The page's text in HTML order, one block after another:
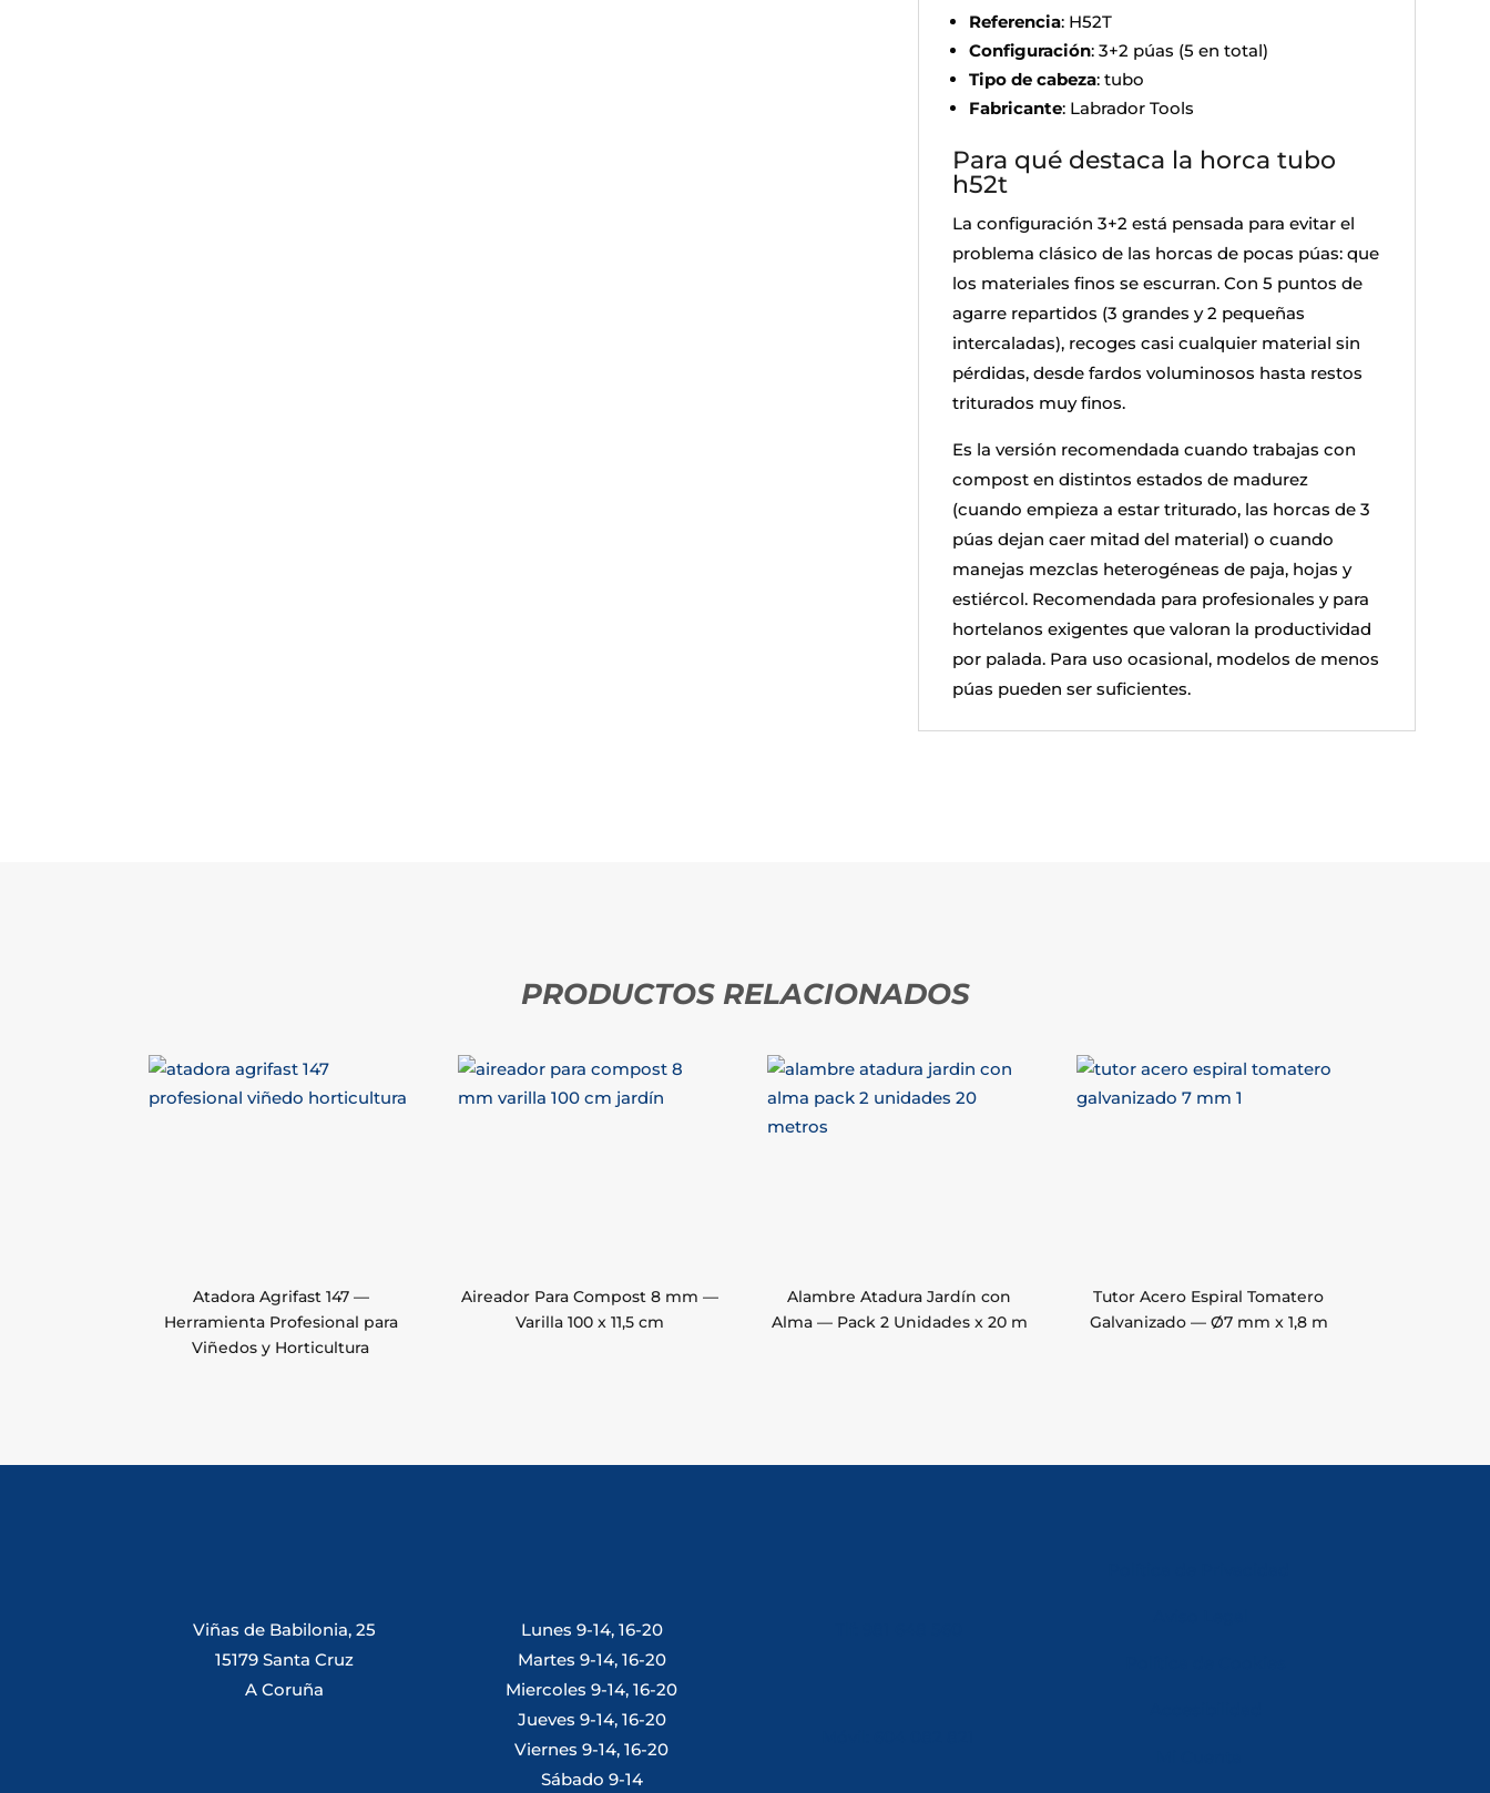
Referencia: H52T
Configuración: 3+2 púas (5 en total)
Tipo de cabeza: tubo
Fabricante: Labrador Tools
Para qué destaca la horca tubo
h52t
La configuración 3+2 está pensada para evitar el
problema clásico de las horcas de pocas púas: que
los materiales finos se escurran. Con 5 puntos de
agarre repartidos (3 grandes y 2 pequeñas
intercaladas), recoges casi cualquier material sin
pérdidas, desde fardos voluminosos hasta restos
triturados muy finos.
Es la versión recomendada cuando trabajas con
compost en distintos estados de madurez
(cuando empieza a estar triturado, las horcas de 3
púas dejan caer mitad del material) o cuando
manejas mezclas heterogéneas de paja, hojas y
estiércol. Recomendada para profesionales y para
hortelanos exigentes que valoran la productividad
por palada. Para uso ocasional, modelos de menos
púas pueden ser suficientes.
PRODUCTOS RELACIONADOS
Atadora Agrifast 147 —
Herramienta Profesional para
Viñedos y Horticultura
Aireador Para Compost 8 mm —
Varilla 100 x 11,5 cm
Alambre Atadura Jardín con
Alma — Pack 2 Unidades x 20 m
Tutor Acero Espiral Tomatero
Galvanizado — Ø7 mm x 1,8 m
Viñas de Babilonia, 25
15179 Santa Cruz
A Coruña
Lunes 9-14, 16-20
Martes 9-14, 16-20
Miercoles 9-14, 16-20
Jueves 9-14, 16-20
Viernes 9-14, 16-20
Sábado 9-14